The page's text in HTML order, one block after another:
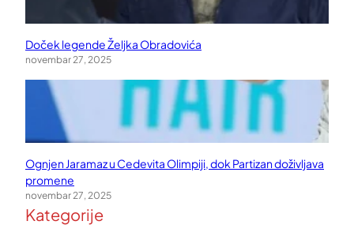
Doček legende Željka Obradovića
novembar 27, 2025
Ognjen Jaramaz u Cedevita Olimpiji, dok Partizan doživljava
promene
novembar 27, 2025
Kategorije